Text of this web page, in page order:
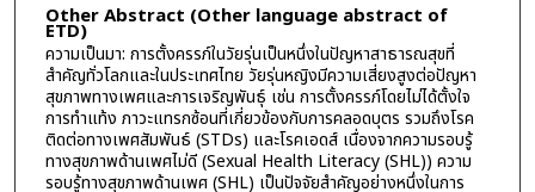
Other Abstract (Other language abstract of
ETD)
ความเป็นมา: การตั้งครรภ์ในวัยรุ่นเป็นหนึ่งในปัญหาสาธารณสุขที่
สำคัญทั่วโลกและในประเทศไทย วัยรุ่นหญิงมีความเสี่ยงสูงต่อปัญหา
สุขภาพทางเพศและการเจริญพันธุ์ เช่น การตั้งครรภ์โดยไม่ได้ตั้งใจ
การทำแท้ง ภาวะแทรกซ้อนที่เกี่ยวข้องกับการคลอดบุตร รวมถึงโรค
ติดต่อทางเพศสัมพันธ์ (STDs) และโรคเอดส์ เนื่องจากความรอบรู้
ทางสุขภาพด้านเพศไม่ดี (Sexual Health Literacy (SHL)) ความ
รอบรู้ทางสุขภาพด้านเพศ (SHL) เป็นปัจจัยสำคัญอย่างหนึ่งในการ